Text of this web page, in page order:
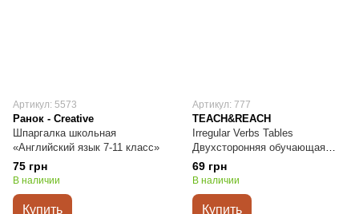
Артикул: 5573
Ранок - Creative
Шпаргалка школьная
«Английский язык 7-11 класс»
75 грн
В наличии
Купить
Артикул: 777
TEACH&REACH
Irregular Verbs Tables
Двухсторонняя обучающая
таблица A5 (Basic /
Intermediate)
69 грн
В наличии
Купить